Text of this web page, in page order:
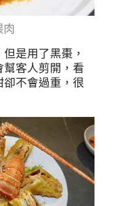
肉
是用了黑棗，
幫客人剪開，看
不會過重，很